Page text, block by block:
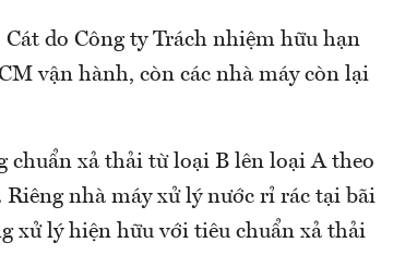
do Công ty Trách nhiệm hữu hạn
vận hành, còn các nhà máy còn lại
chuẩn xả thải từ loại B lên loại A theo
nhà máy xử lý nước rỉ rác tại bãi
xử lý hiện hữu với tiêu chuẩn xả thải